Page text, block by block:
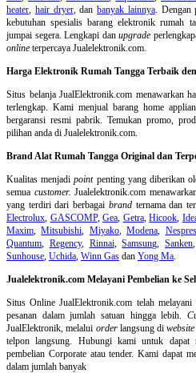
heater, hair dryer, dan banyak lainnya. Dengan
kebutuhan spesialis barang elektronik rumah
jumpai segera. Lengkapi danupgrade
online terpercaya Jualelektronik.com.
Harga Elektronik Rumah Tangga Terbaik
Situs belanjaJualElektronik.com menawarkan
terlengkap. Kami menjual barang home
bergaransi resmi pabrik. Temukan promo,
pilihan anda di Jualelektronik.com.
Brand Alat Rumah Tangga Original dan
Kualitas menjadipointpenting yang diberikan
semua customer. Jualelektronik.com
yang terdiri dari berbagai brandternama dan
Electrolux, GASCOMP,Gea, Getra,Hicook,
Maxim,Mitsubishi, Miyako,Modena,
Quantum, Regency, Rinnai,Samsung,Sanken,
Sunhouse, Uchida, Winn Gas dan Yong Ma.
Jualelektronik.com Melayani Pembelian ke
Situs Online JualElektronik.com telah
pesanan dalam jumlah satuan hingga lebih.
JualElektronik, melalui orderlangsung diwebsite
telpon langsung. Hubungi kami untuk dapat
pembelian Corporate atau tender. Kami dapat
dalam jumlah banyak